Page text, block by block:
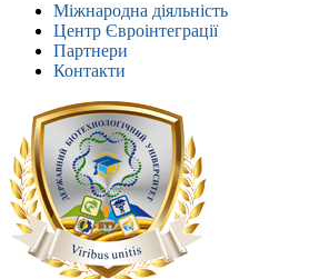
Міжнародна діяльність
Центр Євроінтеграції
Партнери
Контакти